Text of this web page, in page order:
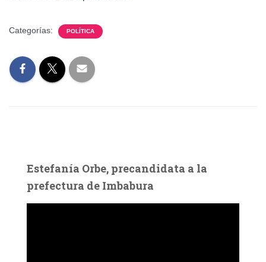
Categorías: POLÍTICA
Estefanía Orbe, precandidata a la
prefectura de Imbabura